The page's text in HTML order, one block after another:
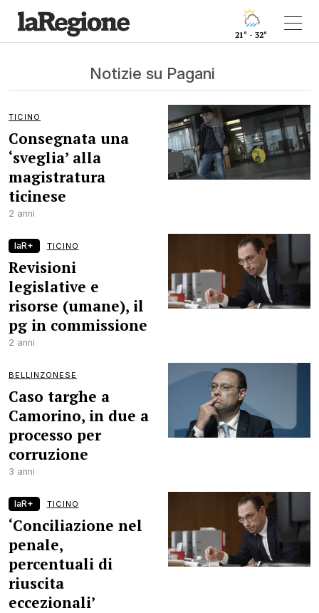
21° - 32°
Notizie su Pagani
TICINO
Consegnata una
‘sveglia’ alla
magistratura
ticinese
2 anni
laR+ TICINO
Revisioni
legislative e
risorse (umane), il
pg in commissione
2 anni
BELLINZONESE
Caso targhe a
Camorino, in due a
processo per
corruzione
3 anni
laR+ TICINO
‘Conciliazione nel
penale,
percentuali di
riuscita
eccezionali’